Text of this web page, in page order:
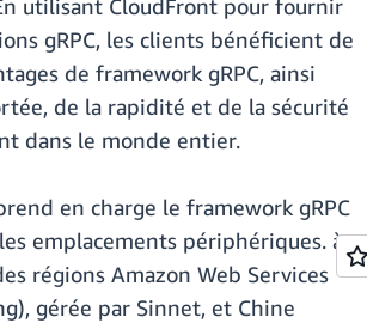
utilisant CloudFront pour fournir
gRPC, les clients bénéficient de
de framework gRPC, ainsi
de la rapidité et de la sécurité
dans le monde entier.
en charge le framework gRPC
emplacements périphériques. à
régions Amazon Web Services
gérée par Sinnet, et Chine